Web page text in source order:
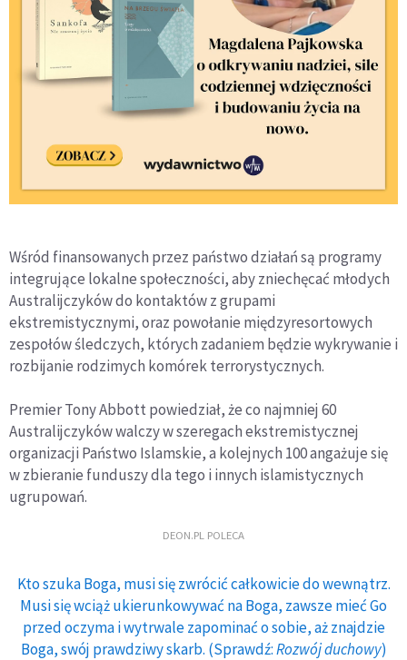
Wśród finansowanych przez państwo działań są programy
integrujące lokalne społeczności, aby zniechęcać młodych
Australijczyków do kontaktów z grupami
ekstremistycznymi, oraz powołanie międzyresortowych
zespołów śledczych, których zadaniem będzie wykrywanie i
rozbijanie rodzimych komórek terrorystycznych.
Premier Tony Abbott powiedział, że co najmniej 60
Australijczyków walczy w szeregach ekstremistycznej
organizacji Państwo Islamskie, a kolejnych 100 angażuje się
w zbieranie funduszy dla tego i innych islamistycznych
ugrupowań.
DEON.PL POLECA
Kto szuka Boga, musi się zwrócić całkowicie do wewnątrz.
Musi się wciąż ukierunkowywać na Boga, zawsze mieć Go
przed oczyma i wytrwale zapominać o sobie, aż znajdzie
Boga, swój prawdziwy skarb. (Sprawdź:Rozwój duchowy)